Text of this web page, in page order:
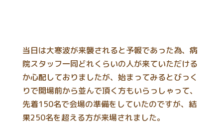
当日は大寒波が来襲されると予報であった為、病
院スタッフ一同どれくらいの人が来ていただける
か心配しておりましたが、始まってみるとびっく
りで開場前から並んで頂く方もいらっしゃって、
先着150名で会場の準備をしていたのですが、結
果250名を超える方が来場されました。